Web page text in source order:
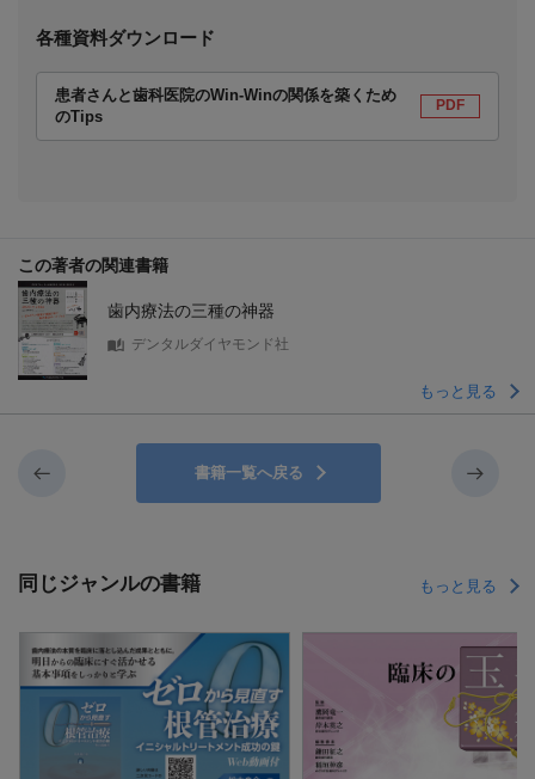
各種資料ダウンロード
患者さんと歯科医院のWin-Winの関係を築くため
のTips
PDF
この著者の関連書籍
歯内療法の三種の神器
デンタルダイヤモンド社
もっと見る
書籍一覧へ戻る
同じジャンルの書籍 もっと見る